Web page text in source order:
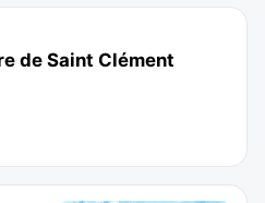
de Saint Clément